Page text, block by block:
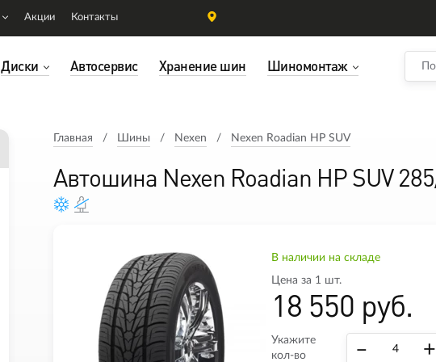
Диски Автосервис Хранение шин Шиномонтаж
Акции Контакты
Главная Шины Nexen Nexen Roadian HP SUV
Автошина Nexen Roadian HP SUV
В наличии на складе
Цена за 1 шт.
18 550 руб.
Укажите
кол-во
– +